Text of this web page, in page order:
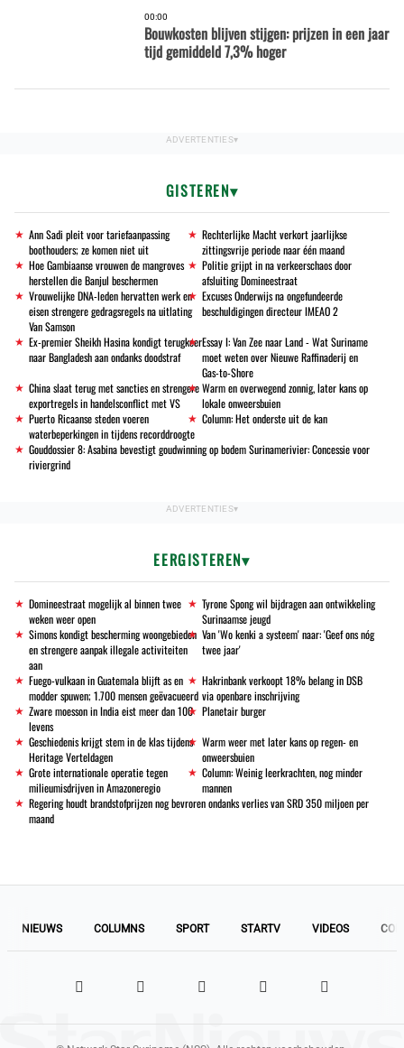
00:00
Bouwkosten blijven stijgen: prijzen in een jaar
tijd gemiddeld 7,3% hoger
GISTEREN
Ann Sadi pleit voor tariefaanpassing
boothouders; ze komen niet uit
Rechterlijke Macht verkort jaarlijkse
zittingsvrije periode naar één maand
Hoe Gambiaanse vrouwen de mangroves
herstellen die Banjul beschermen
Politie grijpt in na verkeerschaos door
afsluiting Domineestraat
Vrouwelijke DNA-leden hervatten werk en
eisen strengere gedragsregels na uitlating
Van Samson
Excuses Onderwijs na ongefundeerde
beschuldigingen directeur IMEAO 2
Ex-premier Sheikh Hasina kondigt terugkeer
naar Bangladesh aan ondanks doodstraf
Essay I: Van Zee naar Land - Wat Suriname
moet weten over Nieuwe Raffinaderij en
Gas-to-Shore
China slaat terug met sancties en strengere
exportregels in handelsconflict met VS
Warm en overwegend zonnig, later kans op
lokale onweersbuien
Puerto Ricaanse steden voeren
waterbeperkingen in tijdens recorddroogte
Column: Het onderste uit de kan
Gouddossier 8: Asabina bevestigt goudwinning op bodem Surinamerivier: Concessie voor
riviergrind
EERGISTEREN
Domineestraat mogelijk al binnen twee
weken weer open
Tyrone Spong wil bijdragen aan ontwikkeling
Surinaamse jeugd
Simons kondigt bescherming woongebieden
en strengere aanpak illegale activiteiten
aan
Van 'Wo kenki a systeem' naar: 'Geef ons nóg
twee jaar'
Fuego-vulkaan in Guatemala blijft as en
modder spuwen; 1.700 mensen geëvacueerd
Hakrinbank verkoopt 18% belang in DSB
via openbare inschrijving
Zware moesson in India eist meer dan 100
levens
Planetair burger
Geschiedenis krijgt stem in de klas tijdens
Heritage Verteldagen
Warm weer met later kans op regen- en
onweersbuien
Grote internationale operatie tegen
milieumisdrijven in Amazoneregio
Column: Weinig leerkrachten, nog minder
mannen
Regering houdt brandstofprijzen nog bevroren ondanks verlies van SRD 350 miljoen per
maand
NIEUWS COLUMNS SPORT STARTV VIDEOS